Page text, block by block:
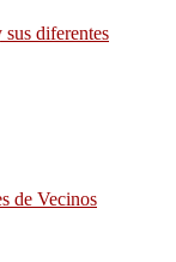
diferentes
de Vecinos